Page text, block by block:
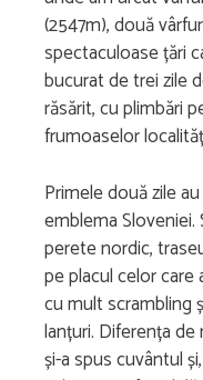
(2547m), două
spectaculoase țări
bucurat de trei zile
răsărit, cu plimbări
frumoaselor
Primele două zile
emblema
perete nordic,
pe placul celor care
cu mult scrambling
lanțuri. Diferența
și-a spus cuvântul